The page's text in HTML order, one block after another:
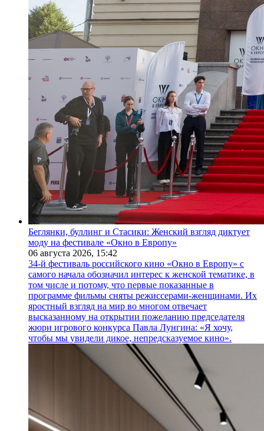
Беглянки, буллинг и Стасики: Женский взгляд диктует
моду на фестивале «Окно в Европу»
06 августа 2026, 15:42
34-й фестиваль российского кино «Окно в Европу» с
самого начала обозначил интерес к женской тематике, в
том числе и потому, что первые показанные в
программе фильмы сняты режиссерами-женщинами. Их
яростный взгляд на мир во многом отвечает
высказанному на открытии пожеланию председателя
жюри игрового конкурса Павла Лунгина: «Я хочу,
чтобы мы увидели дикое, непредсказуемое кино».